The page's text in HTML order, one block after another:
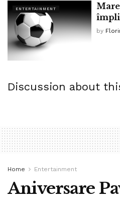
ENTERTAINMENT
by
Discussion about
Home Entertainment
Aniversare